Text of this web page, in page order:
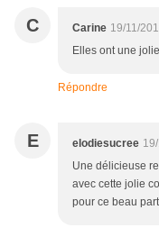
C Carine 19/11/
Elles ont une
Répondre
E elodiesucree
Une délicieuse
avec cette jolie
pour ce beau